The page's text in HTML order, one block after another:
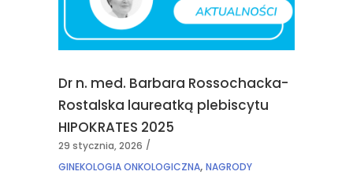
Dr n. med. Barbara Rossochacka-
Rostalska laureatką plebiscytu
HIPOKRATES 2025
29 stycznia, 2026
GINEKOLOGIA ONKOLOGICZNA, NAGRODY